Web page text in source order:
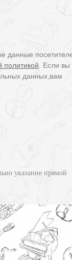
данные
. Если
данных,вам
указание прямой